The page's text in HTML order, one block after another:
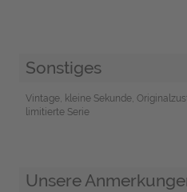
Sonstiges
Vintage, kleine Sekunde,
limitierte Serie
Unsere